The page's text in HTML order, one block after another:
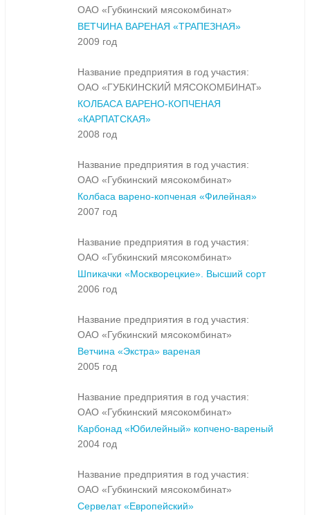
ОАО «Губкинский мясокомбинат»
ВЕТЧИНА ВАРЕНАЯ «ТРАПЕЗНАЯ»
2009 год
Название предприятия в год участия:
ОАО «ГУБКИНСКИЙ МЯСОКОМБИНАТ»
КОЛБАСА ВАРЕНО-КОПЧЕНАЯ
«КАРПАТСКАЯ»
2008 год
Название предприятия в год участия:
ОАО «Губкинский мясокомбинат»
Колбаса варено-копченая «Филейная»
2007 год
Название предприятия в год участия:
ОАО «Губкинский мясокомбинат»
Шпикачки «Москворецкие». Высший сорт
2006 год
Название предприятия в год участия:
ОАО «Губкинский мясокомбинат»
Ветчина «Экстра» вареная
2005 год
Название предприятия в год участия:
ОАО «Губкинский мясокомбинат»
Карбонад «Юбилейный» копчено-вареный
2004 год
Название предприятия в год участия:
ОАО «Губкинский мясокомбинат»
Сервелат «Европейский»